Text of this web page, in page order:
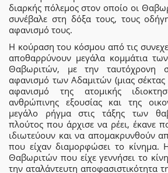
διαρκής πόλεμος στον οποίο οι
συνέβαλε στη δόξα τους, τους
αφανισμό τους.
Η κούραση του κόσμου από τις
αποθαρρύνουν μεγάλα κομμάτια
Θαβωριτών, με την ταυτόχρονη
αφανισμό των Αδαμιτών (μιας
αφανισμό της ατομικής
ανθρώπινης εξουσίας και της
μεγάλο ρήγμα στις τάξης των
πλούτος που άρχισε να ρέει, έκανε
ιδιωτεύουν και να απομακρυνθούν
που είχαν διαμορφώσει το
Θαβωριτών που είχε γεννήσει το
την αταλάντευτη αποφασιστικότητα